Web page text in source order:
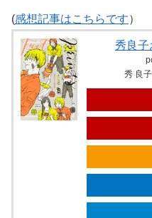
(感想記事はこちらです）
秀良
秀 良